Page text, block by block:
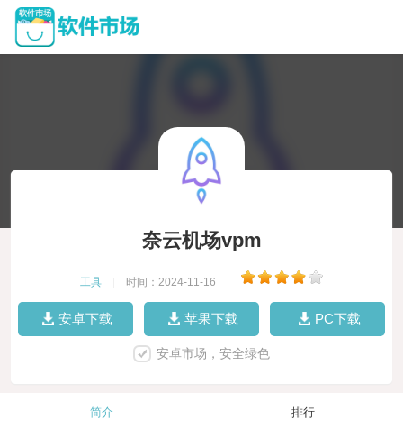
奈云机场vpm
工具 时间：2024-11-16
安卓下载 苹果下载 PC下载
安卓市场，安全绿色
简介 排行